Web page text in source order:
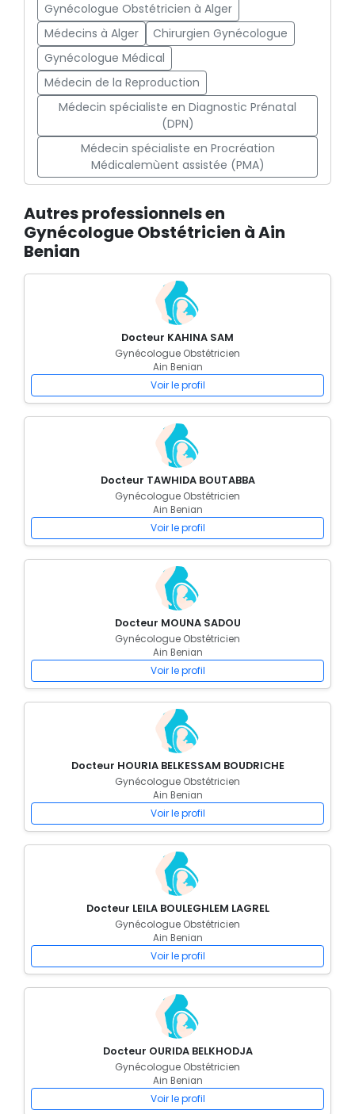
Gynécologue Obstétricien à Alger
Médecins à Alger
Chirurgien Gynécologue
Gynécologue Médical
Médecin de la Reproduction
Médecin spécialiste en Diagnostic Prénatal
(DPN)
Médecin spécialiste en Procréation
Médicalemùent assistée (PMA)
Autres professionnels en
Gynécologue Obstétricien à Ain
Benian
Docteur KAHINA SAM
Gynécologue Obstétricien
Ain Benian
Voir le profil
Docteur TAWHIDA BOUTABBA
Gynécologue Obstétricien
Ain Benian
Voir le profil
Docteur MOUNA SADOU
Gynécologue Obstétricien
Ain Benian
Voir le profil
Docteur HOURIA BELKESSAM BOUDRICHE
Gynécologue Obstétricien
Ain Benian
Voir le profil
Docteur LEILA BOULEGHLEM LAGREL
Gynécologue Obstétricien
Ain Benian
Voir le profil
Docteur OURIDA BELKHODJA
Gynécologue Obstétricien
Ain Benian
Voir le profil